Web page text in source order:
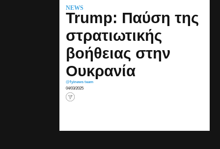
NEWS
Trump: Παύση της
στρατιωτικής
βοήθειας στην
Ουκρανία
@fyinews team
04/03/2025